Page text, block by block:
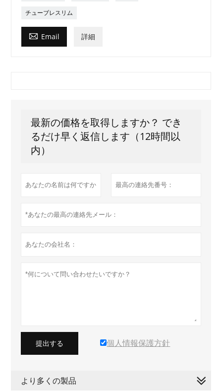
チューブレスリム
 Email 詳細
最新の価格を取得しますか？ でき
るだけ早く返信します（12時間以
内）
提出する 個人情報保護方針
より多くの製品